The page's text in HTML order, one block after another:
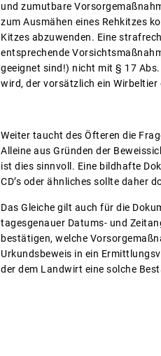
und zumutbare
zum Ausmähen eines Rehkitzes
Kitzes abzuwenden. Eine
entsprechende
geeignet sind!) nicht mit § 17
wird, der vorsätzlich ein
Weiter taucht des Öfteren die
Alleine aus Gründen der
ist dies sinnvoll. Eine bildhafte
CD’s oder ähnliches sollte daher
Das Gleiche gilt auch für die
tagesgenauer Datums- und
bestätigen, welche
Urkundsbeweis in ein
der dem Landwirt eine solche